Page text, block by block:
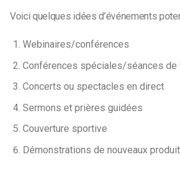
Voici quelques idées d’événements
Webinaires/conférences
Conférences spéciales/séances de
Concerts ou spectacles en direct
Sermons et prières guidées
Couverture sportive
Démonstrations de nouveaux